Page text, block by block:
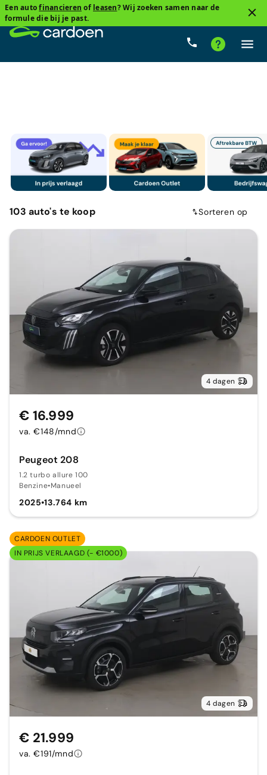
Een autofinancieren of leasen? Wij zoeken samen naar de
formule die bij je past.
Type versnelling
103 auto's te koop Sorteren op
4 dagen
Peugeot 208
1.2 turbo allure 100
Benzine•Manueel
2025•13.764 km
€ 16.999
va. €148/mnd
CARDOEN OUTLET
IN PRIJS VERLAAGD (- €1000)
4 dagen
€ 21.999
va. €191/mnd